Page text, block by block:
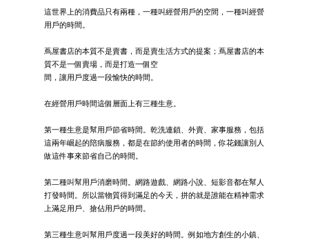
這世界上的消費品只有兩種，一種叫經營用戶的空間，一種叫經營
用戶的時間。
蔦屋書店的本質不是賣書，而是賣生活方式的提案；蔦屋書店的本
質不是一個賣場，而是打造一個空
間，讓用戶度過一段愉快的時間。
在經營用戶時間這個層面上有三種生意。
第一種生意是幫用戶節省時間。乾洗連鎖、外賣、家事服務，包括
這兩年崛起的陪病服務，都是在節約使用者的時間，你花錢讓別人
做這件事來節省自己的時間。
第二種叫幫用戶消磨時間。網路遊戲、網路小說、短影音都在幫人
打發時間。所以當物質得到滿足的今天，拼的就是誰能在精神需求
上滿足用戶、搶佔用戶的時間。
第三種生意叫幫用戶度過一段美好的時間。例如地方創生的小鎮、